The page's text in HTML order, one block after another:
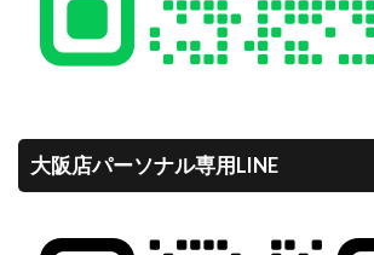
大阪店パーソナル専用LINE